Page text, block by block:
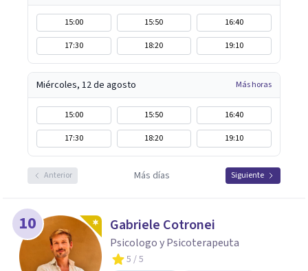
15:00 15:50
16:40
17:30
18:20 19:10
Miércoles, 12 de agosto Más horas
15:00 15:50
16:40
17:30
18:20 19:10
Anterior Más días Siguiente
10 Gabriele Cotronei
Psicologo y Psicoterapeuta
5 / 5